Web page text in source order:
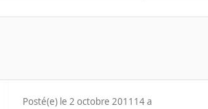
Posté(e) le 2 octobre 2011 14 a